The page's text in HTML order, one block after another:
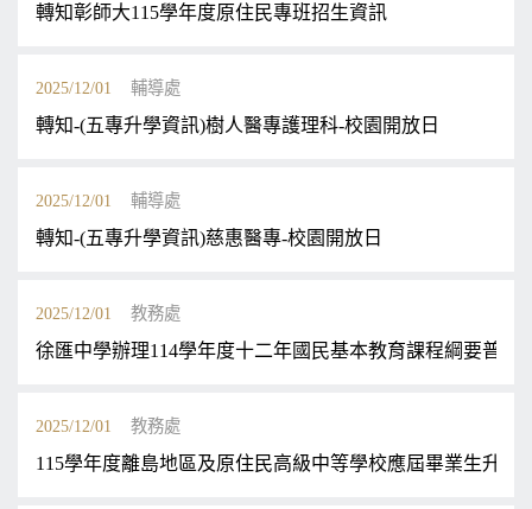
轉知彰師大115學年度原住民專班招生資訊
2025/12/01 輔導處
轉知-(五專升學資訊)樹人醫專護理科-校園開放日
2025/12/01 輔導處
轉知-(五專升學資訊)慈惠醫專-校園開放日
2025/12/01 教務處
徐匯中學辦理114學年度十二年國民基本教育課程綱要普
2025/12/01 教務處
115學年度離島地區及原住民高級中等學校應屆畢業生升